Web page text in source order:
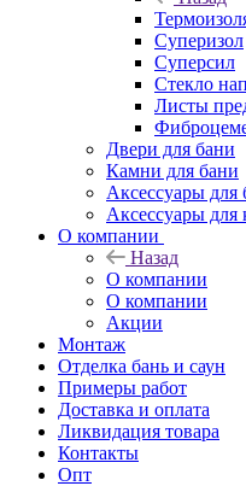
Суперизол
Суперсил
Стекло
Листы
Двери для бани
Камни для бани
Аксессуары для
Аксессуары для
О компании
Назад
О компании
О компании
Акции
Монтаж
Отделка бань и саун
Примеры работ
Доставка и оплата
Ликвидация товара
Контакты
Опт